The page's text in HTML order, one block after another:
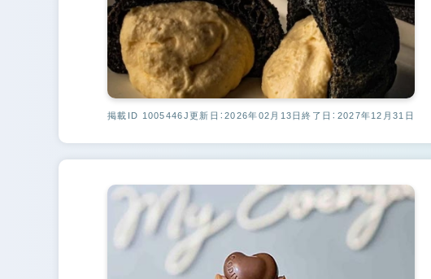
掲載ID 1005446J更新日：2026年02月13日終了日：2027年12月31日